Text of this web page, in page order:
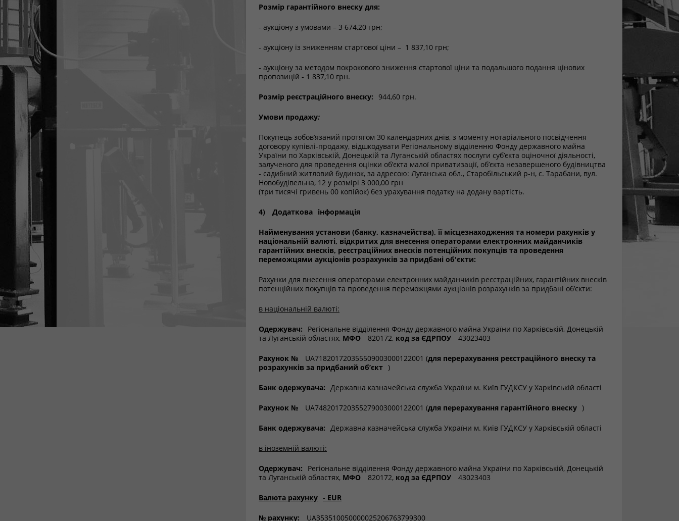
Розмір гарантійного внеску для:
- аукціону з умовами – 3 674,20 грн;
- аукціону із зниженням стартової ціни – 1 837,10 грн;
- аукціону за методом покрокового зниження стартової ціни та подальшого подання цінових
пропозицій - 1 837,10 грн.
Розмір реєстраційного внеску: 944,60 грн.
Умови продажу:
Покупець зобов’язаний протягом 30 календарних днів, з моменту нотаріального посвідчення
договору купівлі-продажу, відшкодувати Регіональному відділенню Фонду державного майна
України по Харківській, Донецькій та Луганській областях послуги суб’єкта оціночної діяльності,
залученого для проведення оцінки об’єкта малої приватизації, об’єкта незавершеного будівництва
- садибний житловий будинок, за адресою: Луганська обл., Старобільський р-н, с. Тарабани, вул.
Новобудівельна, 12 у розмірі 3 000,00 грн
(три тисячі гривень 00 копійок) без урахування податку на додану вартість.
4) Додаткова інформація
Найменування установи (банку, казначейства), її місцезнаходження та номери рахунків у
національній валюті, відкритих для внесення операторами електронних майданчиків
гарантійних внесків, реєстраційних внесків потенційних покупців та проведення
переможцями аукціонів розрахунків за придбані об'єкти:
Рахунки для внесення операторами електронних майданчиків реєстраційних, гарантійних внесків
потенційних покупців та проведення переможцями аукціонів розрахунків за придбані об’єкти:
в національній валюті:
Одержувач:
Регіональне відділення Фонду державного майна України по Харківській, Донецькій
та Луганській областях, МФО 820172, код за ЄДРПОУ 43023403
Рахунок № UA718201720355509003000122001 (для перерахування реєстраційного внеску та
розрахунків за придбаний об’єкт )
Банк одержувача: Державна казначейська служба України м. Київ ГУДКСУ у Харківській області
Рахунок № UA748201720355279003000122001 (для перерахування гарантійного внеску )
Банк одержувача: Державна казначейська служба України м. Київ ГУДКСУ у Харківській області
в іноземній валюті:
Одержувач:
Регіональне відділення Фонду державного майна України по Харківській, Донецькій
та Луганській областях, МФО 820172, код за ЄДРПОУ 43023403
Валюта рахунку - EUR
№ рахунку: UA353510050000025206763799300